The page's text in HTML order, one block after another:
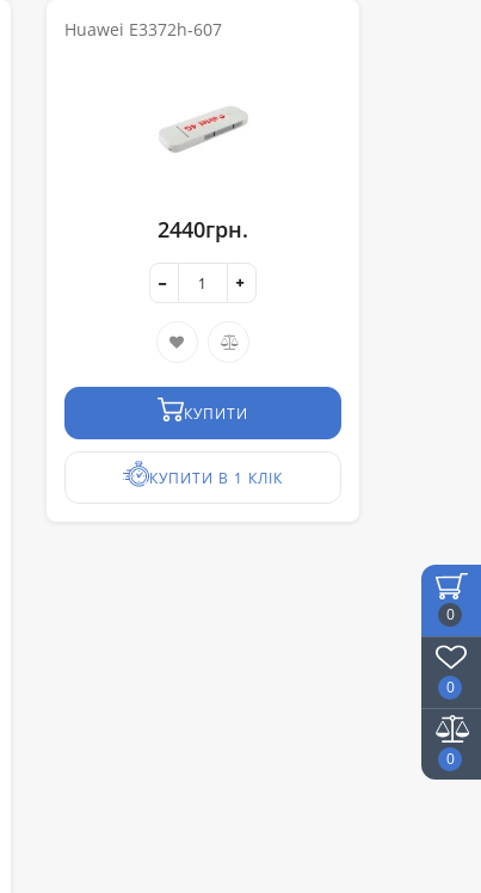
0
0
0
Huawei E3372h-607
2440грн.
КУПИТИ
КУПИТИ В 1 КЛІК